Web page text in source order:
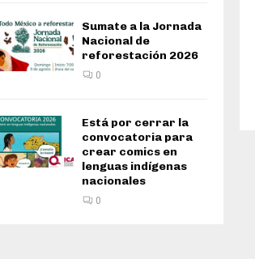
Sumate a la Jornada
Nacional de
reforestación 2026
0
Está por cerrar la
convocatoria para
crear comics en
lenguas indígenas
nacionales
0